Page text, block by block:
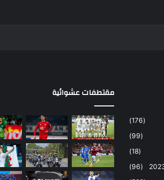
(176)
(99)
(18)
(96)
مقتطفات عشوائية